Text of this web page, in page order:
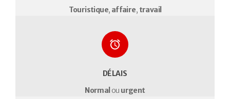
Touristique, affaire, travail
DÉLAIS
Normal ou urgent